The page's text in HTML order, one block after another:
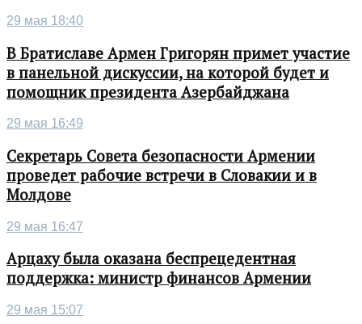
29 мая 18:40
В Братиславе Армен Григорян примет участие
в панельной дискуссии, на которой будет и
помощник президента Азербайджана
29 мая 16:49
Секретарь Совета безопасности Армении
проведет рабочие встречи в Словакии и в
Молдове
29 мая 16:47
Арцаху была оказана беспрецедентная
поддержка: министр финансов Армении
29 мая 15:07